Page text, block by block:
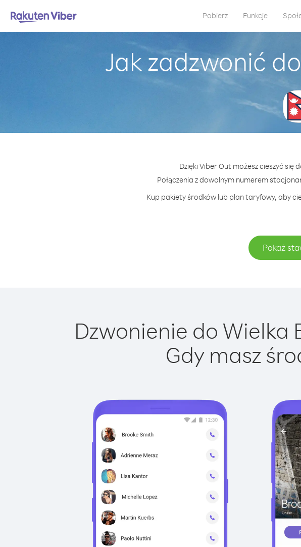
Pobierz Funkcje
Jak zadzwonić
Dzięki Viber Out możesz cieszyć się
Połączenia z dowolnym numerem
Kup pakiety środków lub plan taryfowy, aby
Pokaż
Dzwonienie do Wielka
Gdy masz